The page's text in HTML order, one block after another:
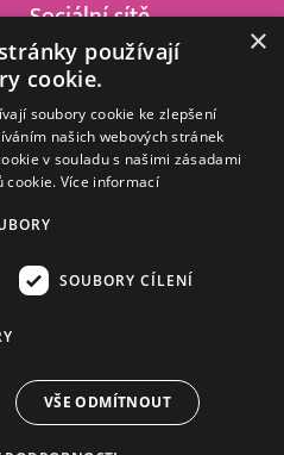
Sociální sítě
a.s. Všechna práva vyhrazena.
zpracovávaných údajů
videa ve video archivu
. Využíváme grafické podklady z
×
používají
cookie.
soubory cookie ke zlepšení
našich webových stránek
v souladu s našimi zásadami
cookie. Více informací
SOUBORY CÍLENÍ
VŠE ODMÍTNOUT